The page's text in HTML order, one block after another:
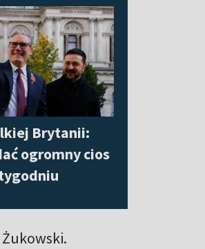
Brytanii:
ogromny cios
Żukowski.